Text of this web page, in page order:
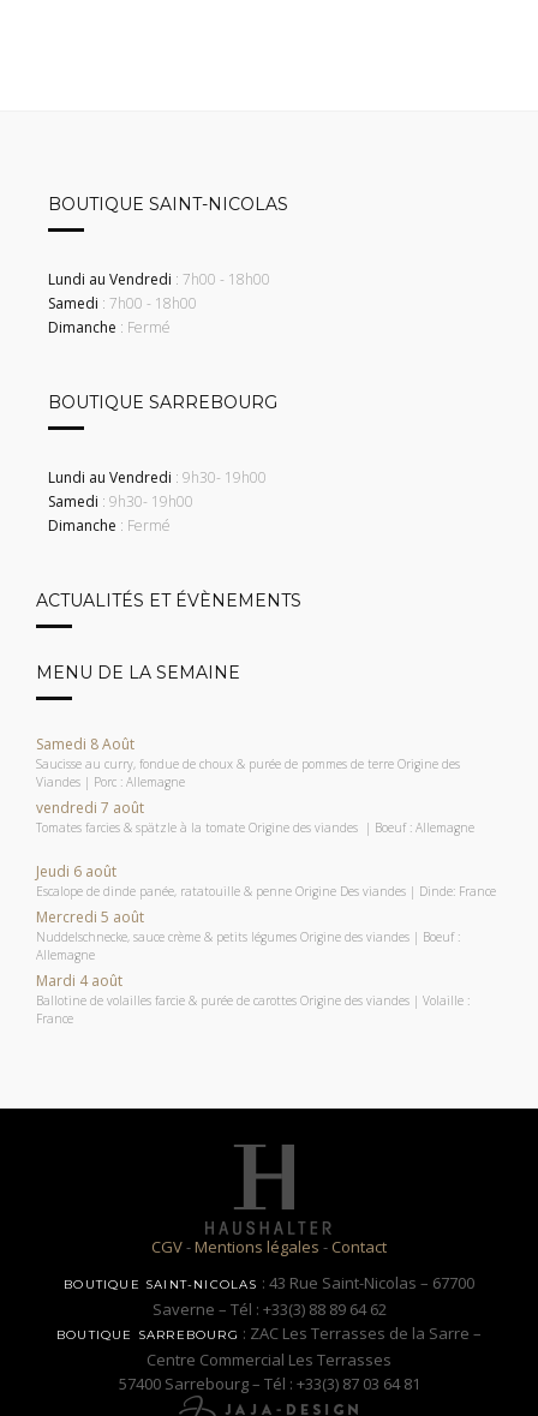
BOUTIQUE SAINT-NICOLAS
Lundi au Vendredi : 7h00 - 18h00
Samedi : 7h00 - 18h00
Dimanche : Fermé
BOUTIQUE SARREBOURG
Lundi au Vendredi : 9h30- 19h00
Samedi : 9h30- 19h00
Dimanche : Fermé
ACTUALITÉS ET ÉVÈNEMENTS
MENU DE LA SEMAINE
Samedi 8 Août
Saucisse au curry, fondue de choux & purée de pommes de terre Origine des
Viandes | Porc : Allemagne
vendredi 7 août
Tomates farcies & spätzle à la tomate Origine des viandes | Boeuf : Allemagne
Jeudi 6 août
Escalope de dinde panée, ratatouille & penne Origine Des viandes | Dinde: France
Mercredi 5 août
Nuddelschnecke, sauce crème & petits légumes Origine des viandes | Boeuf :
Allemagne
Mardi 4 août
Ballotine de volailles farcie & purée de carottes Origine des viandes | Volaille :
France
CGV- Mentions légales - Contact
BOUTIQUE SAINT-NICOLAS : 43 Rue Saint-Nicolas – 67700
Saverne – Tél : +33(3) 88 89 64 62
BOUTIQUE SARREBOURG : ZAC Les Terrasses de la Sarre –
Centre Commercial Les Terrasses
57400 Sarrebourg – Tél : +33(3) 87 03 64 81